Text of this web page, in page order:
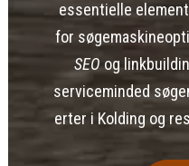
essentielle
for
SEOog
serviceminded
erter i Kolding og